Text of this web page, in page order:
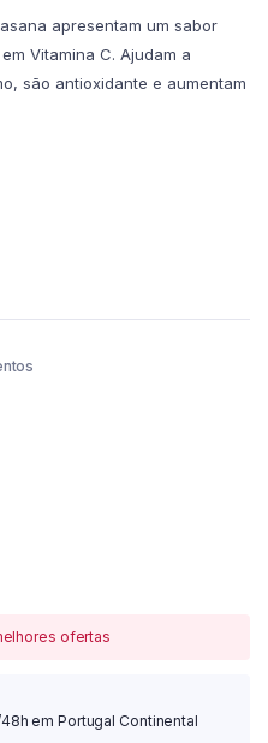
apresentam um sabor
Vitamina C. Ajudam a
são antioxidante e aumentam
ofertas
em Portugal Continental